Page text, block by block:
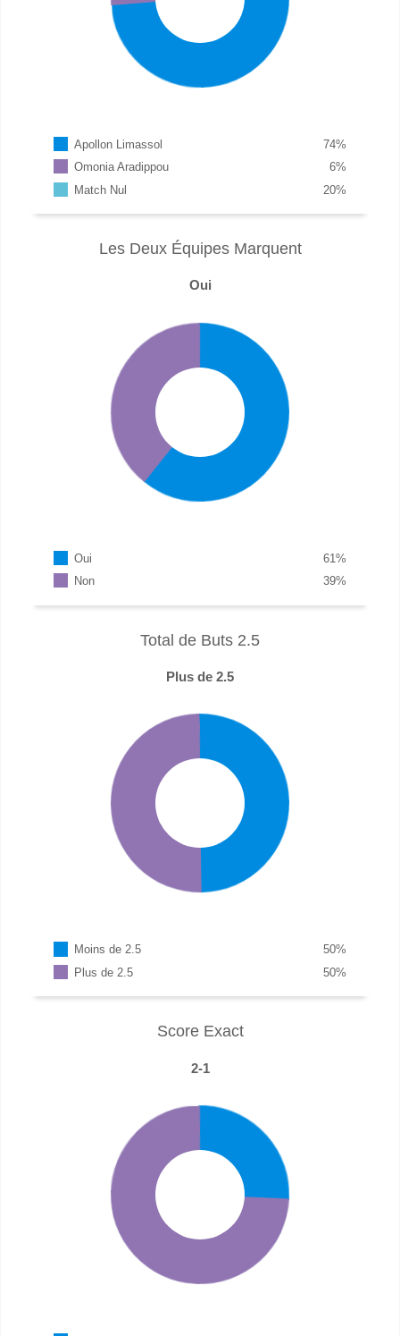
Apollon Limassol %
74
Omonia Aradippou
%
6
Match Nul
%
20
Les Deux Équipes Marquent
Oui
Oui %
61
Non
%
39
Total de Buts 2.5
Plus de 2.5
Moins de 2.5 %
50
Plus de 2.5
%
50
Score Exact
2-1